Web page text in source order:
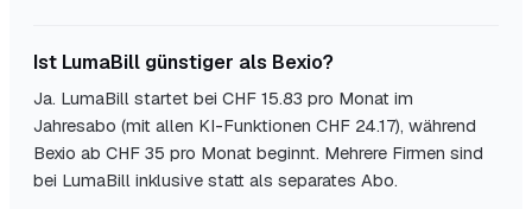
Ist LumaBill günstiger als Bexio?
Ja. LumaBill startet bei CHF 15.83 pro Monat im
Jahresabo (mit allen KI-Funktionen CHF 24.17), während
Bexio ab CHF 35 pro Monat beginnt. Mehrere Firmen sind
bei LumaBill inklusive statt als separates Abo.